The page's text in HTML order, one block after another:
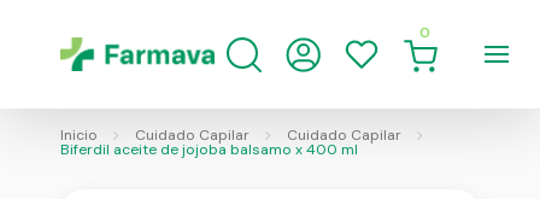
0
Inicio Cuidado Capilar Cuidado Capilar
Biferdil aceite de jojoba balsamo x 400 ml